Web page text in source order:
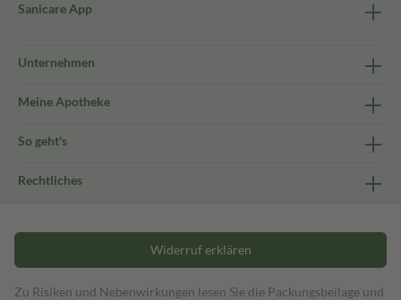
Sanicare App
Unternehmen
Meine Apotheke
So geht's
Rechtliches
Widerruf erklären
Zu Risiken und Nebenwirkungen lesen Sie die Packungsbeilage und